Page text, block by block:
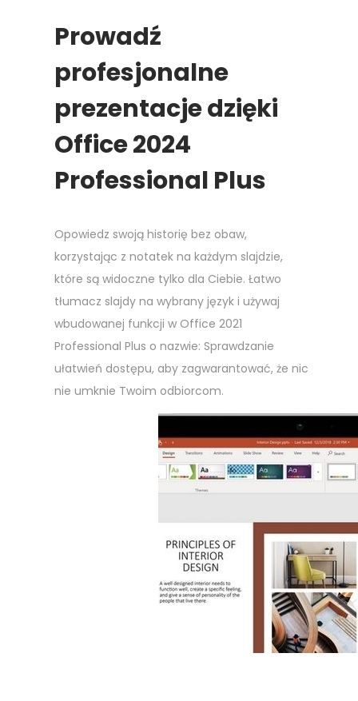
Prowadź
profesjonalne
prezentacje dzięki
Office 2024
Professional Plus
Opowiedz swoją historię bez obaw,
korzystając z notatek na każdym slajdzie,
które są widoczne tylko dla Ciebie. Łatwo
tłumacz slajdy na wybrany język i używaj
wbudowanej funkcji w Office 2021
Professional Plus o nazwie: Sprawdzanie
ułatwień dostępu, aby zagwarantować, że nic
nie umknie Twoim odbiorcom.